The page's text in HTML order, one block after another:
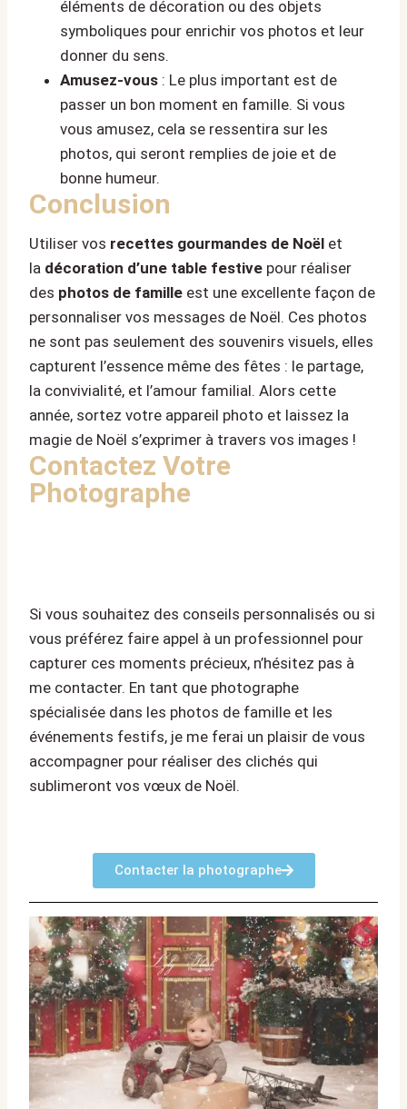
éléments de décoration ou des objets
symboliques pour enrichir vos photos et leur
donner du sens.
Amusez-vous : Le plus important est de
passer un bon moment en famille. Si vous
vous amusez, cela se ressentira sur les
photos, qui seront remplies de joie et de
bonne humeur.
Conclusion
Utiliser vos recettes gourmandes de Noël et
la décoration d’une table festive pour réaliser
des photos de famille est une excellente façon de
personnaliser vos messages de Noël. Ces photos
ne sont pas seulement des souvenirs visuels, elles
capturent l’essence même des fêtes : le partage,
la convivialité, et l’amour familial. Alors cette
année, sortez votre appareil photo et laissez la
magie de Noël s’exprimer à travers vos images !
Contactez Votre
Photographe
Si vous souhaitez des conseils personnalisés ou si
vous préférez faire appel à un professionnel pour
capturer ces moments précieux, n’hésitez pas à
me contacter. En tant que photographe
spécialisée dans les photos de famille et les
événements festifs, je me ferai un plaisir de vous
accompagner pour réaliser des clichés qui
sublimeront vos vœux de Noël.
Contacter la photographe